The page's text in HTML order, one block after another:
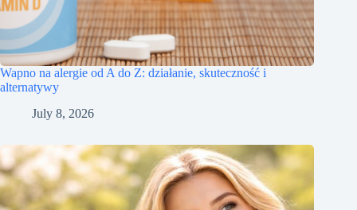
Wapno na alergie od A do Z: działanie, skuteczność i
alternatywy
July 8, 2026